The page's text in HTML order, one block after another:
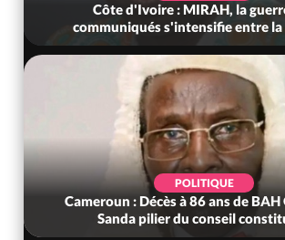
Côte d'Ivoire : MIRAH, la
communiqués s'intensifie entre
POLITIQUE
Cameroun : Décès à 86 ans de
Sanda pilier du conseil